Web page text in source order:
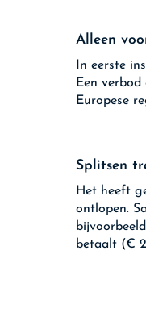
Alleen
In eerste
Een
Europese
Splitsen
Het heeft
ontlopen.
betaalt (€